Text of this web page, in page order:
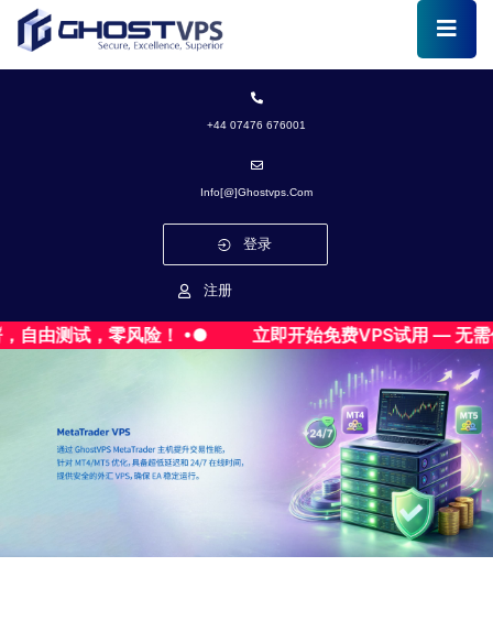
+44 07476 676001
Info[@]ghostvps.com
登录
注册
测试，零风险！ •● 立即开始免费VPS试用 — 无需信用